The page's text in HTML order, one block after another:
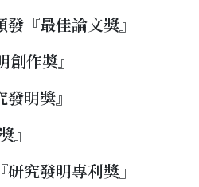
『最佳論文獎』
作獎』
明獎』
』
究發明專利獎』